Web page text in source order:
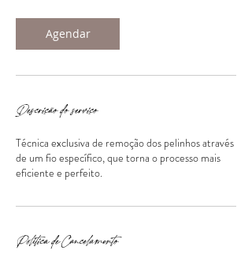
i
n
Agendar
Descrição do serviço
Técnica exclusiva de remoção dos pelinhos através
de um fio específico, que torna o processo mais
eficiente e perfeito.
Política de Cancelamento